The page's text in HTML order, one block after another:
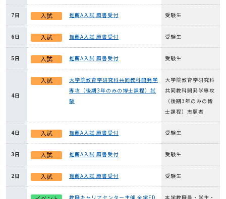
7日 推薦A入試 願書受付 受験生
6日 推薦A入試 願書受付 受験生
5日 推薦A入試 願書受付 受験生
4日
大学院教育学研究科共同教科開発学
専攻（後期3年のみの博士課程）試
験
大学院教育学研究科
共同教科開発学専攻
（後期3年のみの博
士課程）志願者
4日 推薦A入試 願書受付 受験生
3日 推薦A入試 願書受付 受験生
2日 推薦A入試 願書受付 受験生
教職キャリアセンター主催 全学FD
本学教職員・学生・